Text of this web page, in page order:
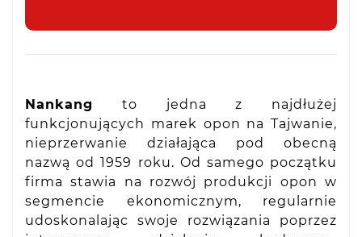
Nankang
to jedna z najdłużej
funkcjonujących marek opon na Tajwanie,
nieprzerwanie działająca pod obecną
nazwą od 1959 roku. Od samego początku
firma stawia na rozwój produkcji opon w
segmencie ekonomicznym, regularnie
udoskonalając swoje rozwiązania poprzez